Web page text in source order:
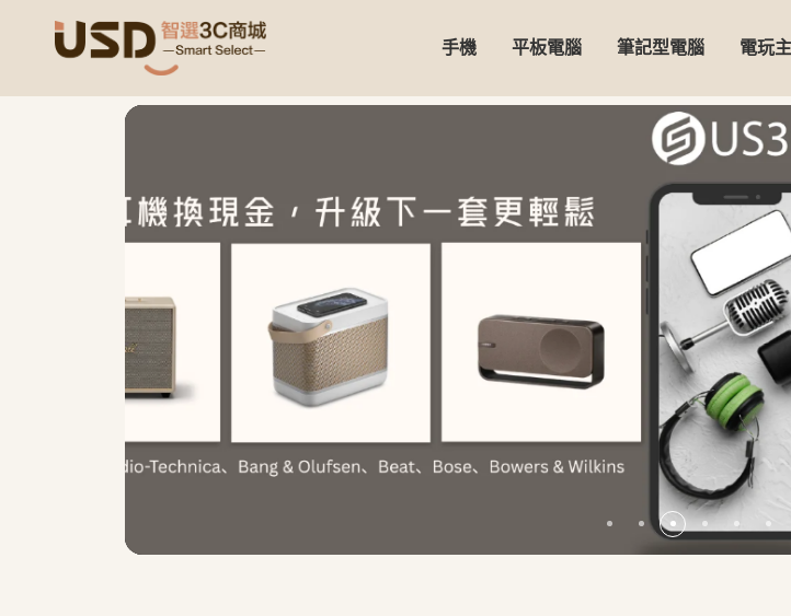
手機 平板電腦 筆記型電腦 電玩
USD 智選二手3C商城｜【30天安心保固】